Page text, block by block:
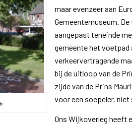
maar evenzeer aan
Gemeentemuseum.
aangepast teneinde
gemeente het voetpad
verkeervertragende
bij de uitloop van de
zijde van de Prins
voor een soepeler,
Ons Wijkoverleg heeft